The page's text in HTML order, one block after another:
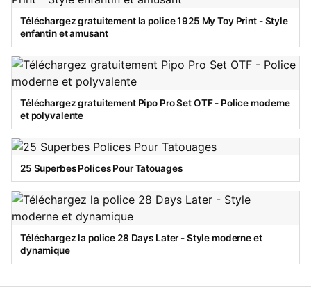
Téléchargez gratuitement la police 1925 My Toy Print - Style
enfantin et amusant
Téléchargez gratuitement Pipo Pro Set OTF - Police moderne
et polyvalente
25 Superbes Polices Pour Tatouages
Téléchargez la police 28 Days Later - Style moderne et
dynamique